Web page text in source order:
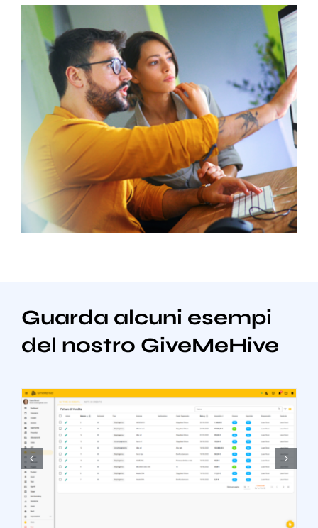
Guarda alcuni esempi
del nostro GiveMeHive